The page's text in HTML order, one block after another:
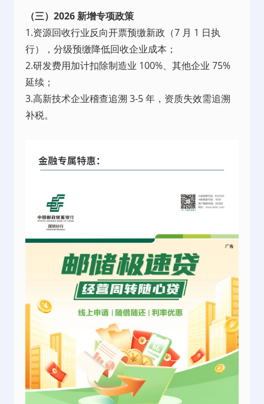
（三）2026 新增专项政策
1.资源回收行业反向开票预缴新政（7 月 1 日执
行），分级预缴降低回收企业成本；
2.研发费用加计扣除制造业 100%、其他企业 75%
延续；
3.高新技术企业稽查追溯 3-5 年，资质失效需追溯
补税。